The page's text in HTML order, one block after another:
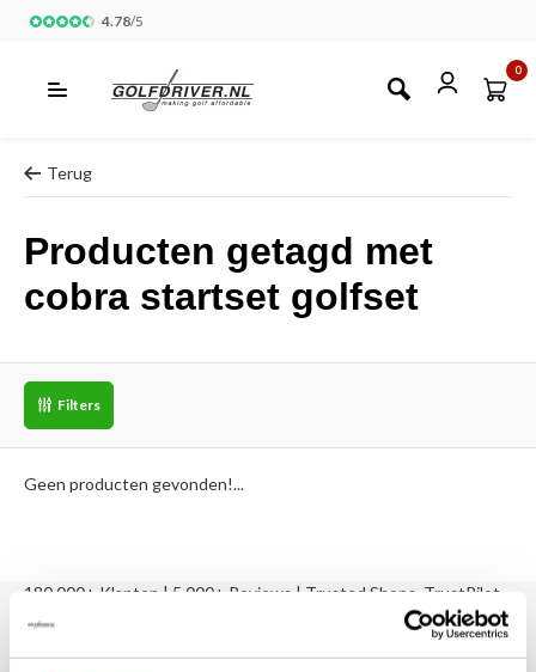
4.78/5
0
Terug
Producten getagd met
cobra startset golfset
Filters
Geen producten gevonden!...
180.000+ Klanten | 5.000+ Reviews | Trusted Shops, TrustPilot,
Reviews: Onze klanten aan het